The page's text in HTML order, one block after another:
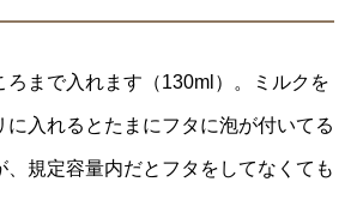
ろまで入れます（130ml）。ミルクを
に入れるとたまにフタに泡が付いてる
、規定容量内だとフタをしてなくても